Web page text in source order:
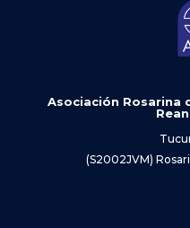
Asociación Rosarina
(S2002JVM)